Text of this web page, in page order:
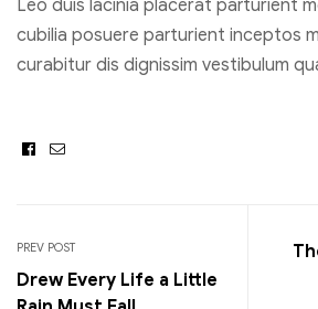
Leo duis lacinia placerat parturient
cubilia posuere parturient inceptos
curabitur dis dignissim vestibulum
Facebook
Email
PREV POST
Drew Every Life a Little